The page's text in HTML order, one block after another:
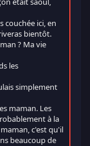
couchée ici, en
bientôt.
? Ma vie
les
simplement
maman. Les
à la
c'est qu'il
beaucoup de